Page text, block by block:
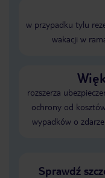
w przypadku tylu
wakacji w
rozszerza
ochrony od
wypadków o
Sprawdź